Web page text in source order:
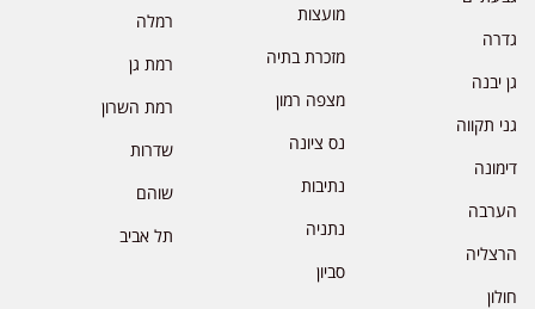
גדרה
גן יבנה
גני תקווה
דימונה
הערבה
הרצליה
חולון
מועצות
מזכרת בתיה
מצפה רמון
נס ציונה
נתיבות
נתניה
סביון
רמלה
רמת גן
רמת השרון
שדרות
שוהם
תל אביב